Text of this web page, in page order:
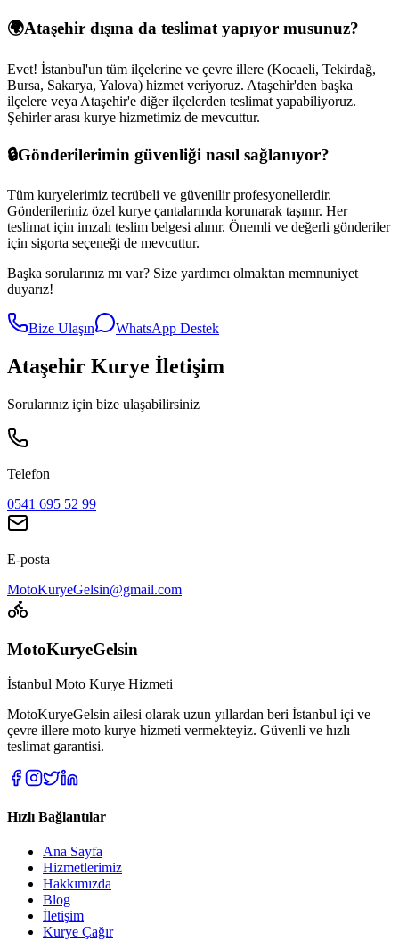
🌍Ataşehir dışına da teslimat yapıyor musunuz?
Evet! İstanbul'un tüm ilçelerine ve çevre illere (Kocaeli, Tekirdağ,
Bursa, Sakarya, Yalova) hizmet veriyoruz. Ataşehir'den başka
ilçelere veya Ataşehir'e diğer ilçelerden teslimat yapabiliyoruz.
Şehirler arası kurye hizmetimiz de mevcuttur.
🔒Gönderilerimin güvenliği nasıl sağlanıyor?
Tüm kuryelerimiz tecrübeli ve güvenilir profesyonellerdir.
Gönderileriniz özel kurye çantalarında korunarak taşınır. Her
teslimat için imzalı teslim belgesi alınır. Önemli ve değerli gönderiler
için sigorta seçeneği de mevcuttur.
Başka sorularınız mı var? Size yardımcı olmaktan memnuniyet
duyarız!
Bize Ulaşın WhatsApp Destek
Ataşehir Kurye İletişim
Sorularınız için bize ulaşabilirsiniz
Telefon
0541 695 52 99
E-posta
MotoKuryeGelsin@gmail.com
MotoKuryeGelsin
İstanbul Moto Kurye Hizmeti
MotoKuryeGelsin ailesi olarak uzun yıllardan beri İstanbul içi ve
çevre illere moto kurye hizmeti vermekteyiz. Güvenli ve hızlı
teslimat garantisi.
Hızlı Bağlantılar
Ana Sayfa
Hizmetlerimiz
Hakkımızda
Blog
İletişim
Kurye Çağır